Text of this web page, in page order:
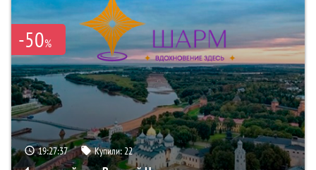
-50%
19:27:36 Купили:22